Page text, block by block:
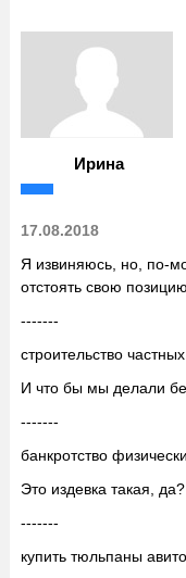
Ирина
17.08.2018
Я извиняюсь, но, по-
отстоять свою
-------
строительство
И что бы мы делали
-------
банкротство
Это издевка такая, да?
-------
купить тюльпаны авито